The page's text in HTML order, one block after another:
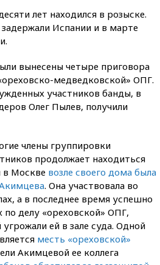
лет находился в розыске.
задержали Испании и в марте
вынесены четыре приговора
медведковской» ОПГ.
участников банды, в
Олег Пылев, получили
члены группировки
продолжает находиться
в Москве возле своего дома была
. Она участвовала во
а в последнее время успешно
делу «ореховской» ОПГ,
ей в зале суда. Одной
месть «ореховской»
Акимцевой ее коллега